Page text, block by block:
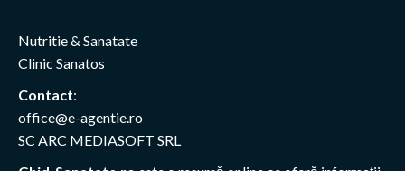
Nutritie & Sanatate
Clinic Sanatos
Contact:
office@e-agentie.ro
SC ARC MEDIASOFT SRL